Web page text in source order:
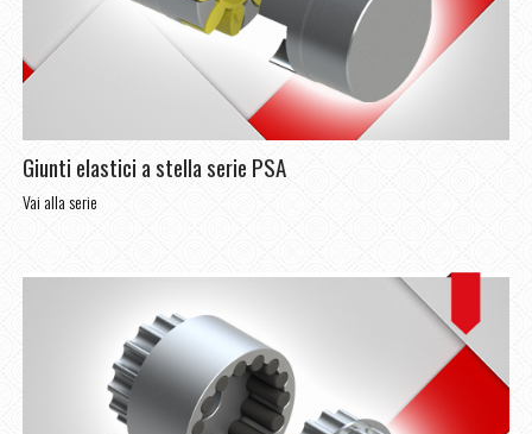
Giunti elastici a stella serie PSA
Vai alla serie